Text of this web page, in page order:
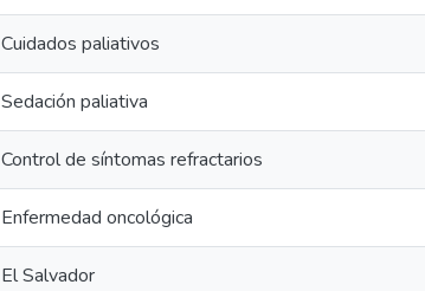
Cuidados paliativos
Sedación paliativa
Control de síntomas refractarios
Enfermedad oncológica
El Salvador